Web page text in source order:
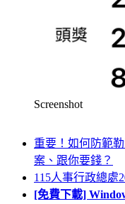
Screenshot
重要！如何防範
案、跟你要錢？
115人事行政總處
[免費下載]